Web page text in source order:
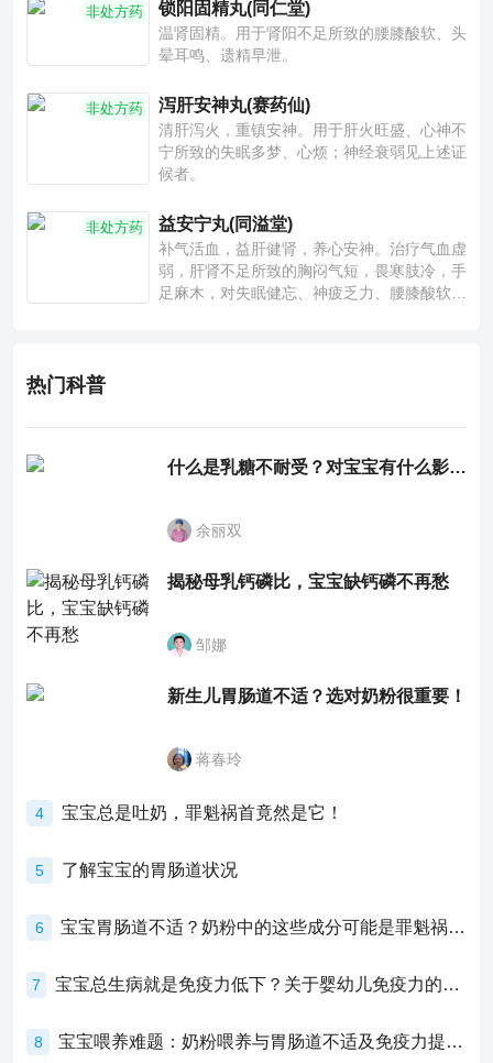
非处方药 锁阳固精丸(同仁堂)
温肾固精。用于肾阳不足所致的腰膝酸软、头
晕耳鸣、遗精早泄。
非处方药 泻肝安神丸(赛药仙)
清肝泻火，重镇安神。用于肝火旺盛、心神不
宁所致的失眠多梦、心烦；神经衰弱见上述证
候者。
非处方药 益安宁丸(同溢堂)
补气活血，益肝健肾，养心安神。治疗气血虚
弱，肝肾不足所致的胸闷气短，畏寒肢冷，手
足麻木，对失眠健忘、神疲乏力、腰膝酸软也
热门科普
什么是乳糖不耐受？对宝宝有什么影响？
余丽双
揭秘母乳钙磷比，宝宝缺钙磷不再愁
邹娜
新生儿胃肠道不适？选对奶粉很重要！
蒋春玲
4 宝宝总是吐奶，罪魁祸首竟然是它！
5 了解宝宝的胃肠道状况
6 宝宝胃肠道不适？奶粉中的这些成分可能是罪魁祸首！
7 宝宝总生病就是免疫力低下？关于婴幼儿免疫力的真相，家长必须了解！
8 宝宝喂养难题：奶粉喂养与胃肠道不适及免疫力提升的奥秘